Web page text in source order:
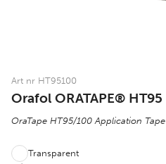
Art nr HT95100
Orafol ORATAPE® HT95
OraTape HT95/100 Application Tape
Transparent